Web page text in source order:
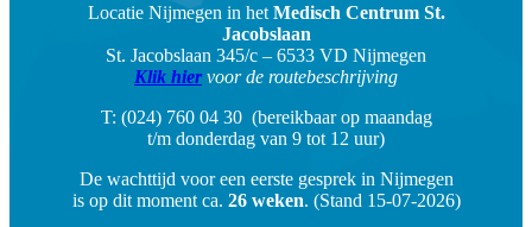
Locatie Nijmegen in het Medisch Centrum St.
Jacobslaan
St. Jacobslaan 345/c – 6533 VD Nijmegen
Klik hier voor de routebeschrijving
T: (024) 760 04 30 (bereikbaar op maandag
t/m donderdag van 9 tot 12 uur)
De wachttijd voor een eerste gesprek in Nijmegen
is op dit moment ca. 26 weken. (Stand 15-07-2026)